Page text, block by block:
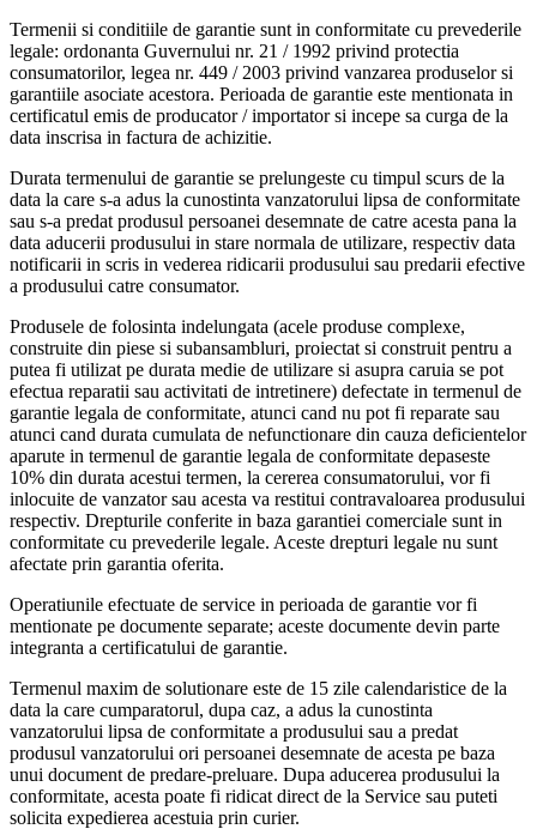
Termenii si conditiile de garantie sunt in conformitate cu prevederile
legale: ordonanta Guvernului nr. 21 / 1992 privind protectia
consumatorilor, legea nr. 449 / 2003 privind vanzarea produselor si
garantiile asociate acestora. Perioada de garantie este mentionata in
certificatul emis de producator / importator si incepe sa curga de la
data inscrisa in factura de achizitie.
Durata termenului de garantie se prelungeste cu timpul scurs de la
data la care s-a adus la cunostinta vanzatorului lipsa de conformitate
sau s-a predat produsul persoanei desemnate de catre acesta pana la
data aducerii produsului in stare normala de utilizare, respectiv data
notificarii in scris in vederea ridicarii produsului sau predarii efective
a produsului catre consumator.
Produsele de folosinta indelungata (acele produse complexe,
construite din piese si subansambluri, proiectat si construit pentru a
putea fi utilizat pe durata medie de utilizare si asupra caruia se pot
efectua reparatii sau activitati de intretinere) defectate in termenul de
garantie legala de conformitate, atunci cand nu pot fi reparate sau
atunci cand durata cumulata de nefunctionare din cauza deficientelor
aparute in termenul de garantie legala de conformitate depaseste
10% din durata acestui termen, la cererea consumatorului, vor fi
inlocuite de vanzator sau acesta va restitui contravaloarea produsului
respectiv. Drepturile conferite in baza garantiei comerciale sunt in
conformitate cu prevederile legale. Aceste drepturi legale nu sunt
afectate prin garantia oferita.
Operatiunile efectuate de service in perioada de garantie vor fi
mentionate pe documente separate; aceste documente devin parte
integranta a certificatului de garantie.
Termenul maxim de solutionare este de 15 zile calendaristice de la
data la care cumparatorul, dupa caz, a adus la cunostinta
vanzatorului lipsa de conformitate a produsului sau a predat
produsul vanzatorului ori persoanei desemnate de acesta pe baza
unui document de predare-preluare. Dupa aducerea produsului la
conformitate, acesta poate fi ridicat direct de la Service sau puteti
solicita expedierea acestuia prin curier.